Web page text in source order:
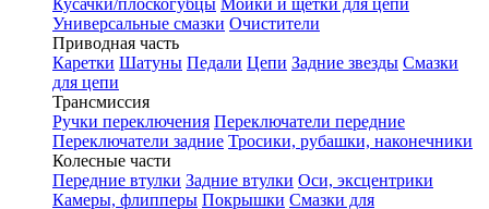
Кусачки/плоскогубцы Мойки и щетки для цепи
Универсальные смазки Очистители
Приводная часть
Каретки Шатуны Педали Цепи Задние звезды Смазки
для цепи
Трансмиссия
Ручки переключения Переключатели передние
Переключатели задние Тросики, рубашки, наконечники
Колесные части
Передние втулки Задние втулки Оси, эксцентрики
Камеры, флипперы Покрышки Смазки для